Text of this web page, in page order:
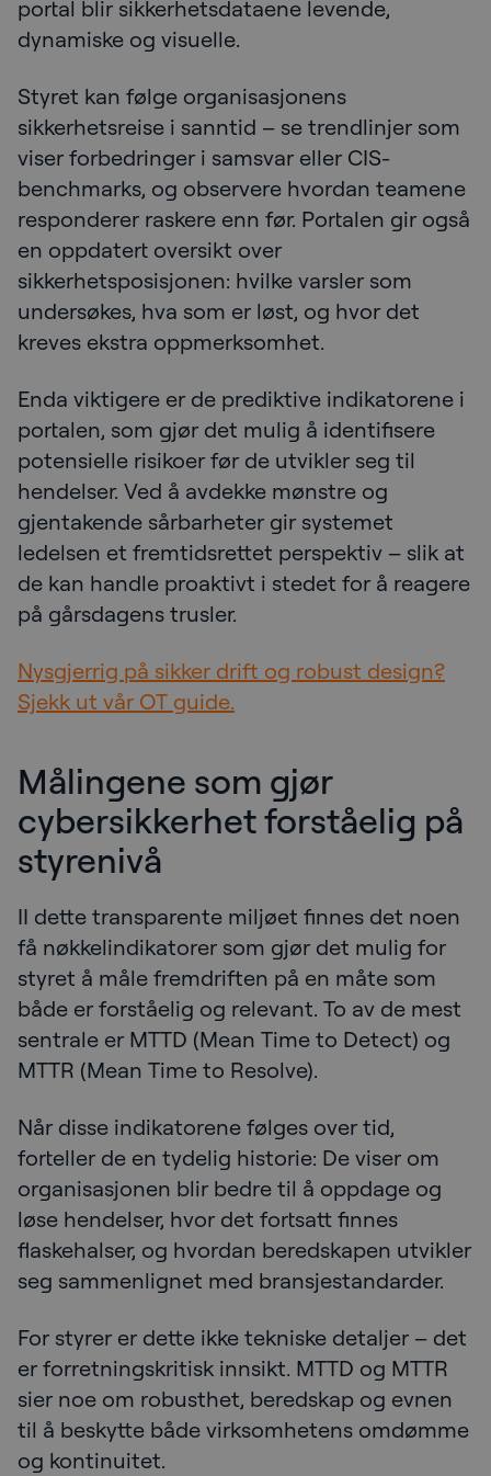
portal blir sikkerhetsdataene levende,
dynamiske og visuelle.
Styret kan følge organisasjonens
sikkerhetsreise i sanntid – se trendlinjer som
viser forbedringer i samsvar eller CIS-
benchmarks, og observere hvordan teamene
responderer raskere enn før. Portalen gir også
en oppdatert oversikt over
sikkerhetsposisjonen: hvilke varsler som
undersøkes, hva som er løst, og hvor det
kreves ekstra oppmerksomhet.
Enda viktigere er de prediktive indikatorene i
portalen, som gjør det mulig å identifisere
potensielle risikoer før de utvikler seg til
hendelser. Ved å avdekke mønstre og
gjentakende sårbarheter gir systemet
ledelsen et fremtidsrettet perspektiv – slik at
de kan handle proaktivt i stedet for å reagere
på gårsdagens trusler.
Nysgjerrig på sikker drift og robust design?
Sjekk ut vår OT guide.
Målingene som gjør
cybersikkerhet forståelig på
styrenivå
II dette transparente miljøet finnes det noen
få nøkkelindikatorer som gjør det mulig for
styret å måle fremdriften på en måte som
både er forståelig og relevant. To av de mest
sentrale er MTTD (Mean Time to Detect) og
MTTR (Mean Time to Resolve).
Når disse indikatorene følges over tid,
forteller de en tydelig historie: De viser om
organisasjonen blir bedre til å oppdage og
løse hendelser, hvor det fortsatt finnes
flaskehalser, og hvordan beredskapen utvikler
seg sammenlignet med bransjestandarder.
For styrer er dette ikke tekniske detaljer – det
er forretningskritisk innsikt. MTTD og MTTR
sier noe om robusthet, beredskap og evnen
til å beskytte både virksomhetens omdømme
og kontinuitet.